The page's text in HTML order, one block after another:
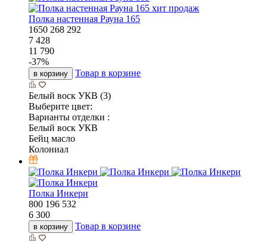
хит продаж
Полка настенная Рауна 165
1650 268 292
7 428
11 790
-37%
в корзину Товар в корзине
Белый воск УКВ (3)
Выберите цвет:
Варианты отделки :
Белый воск УКВ
Бейц масло
Колониал
Полка Инкери
800 196 532
6 300
в корзину Товар в корзине